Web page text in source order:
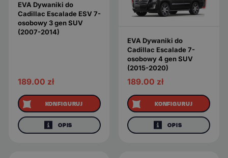
EVA Dywaniki do
Cadillac Escalade ESV 7-
osobowy 3 gen SUV
(2007-2014)
189.00 zł
KONFIGURUJ
OPIS
EVA Dywaniki do
Cadillac Escalade 7-
osobowy 4 gen SUV
(2015-2020)
189.00 zł
KONFIGURUJ
OPIS